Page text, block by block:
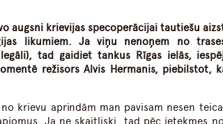
augsni krievijas specoperācijai tautiešu
likumiem. Ja viņu nenoņem no
tad gaidiet tankus Rīgas ielās,
režisors Alvis Hermanis,
krievu aprindām man pavisam nesen
Ja ne skaitliski, tad pēc ietekmes